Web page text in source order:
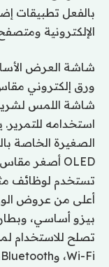
بالفعل تطبيقات
الإلكترونية
شاشة اللمس
الصغيرة الخاصة
تستخدم لوظائف
أعلى من عروض
تصلح للاستخدام